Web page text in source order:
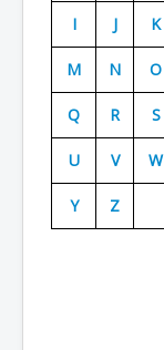
Personnels
Doctrines
Batailles
Les As
Cahiers des As
I J K
M N O
Q R S
U V W
Y Z